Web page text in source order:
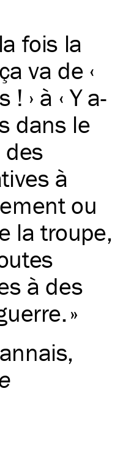
fois la
va de ‹
› à ‹ Y a-
dans le
des
à
ou
la troupe,
à des
,